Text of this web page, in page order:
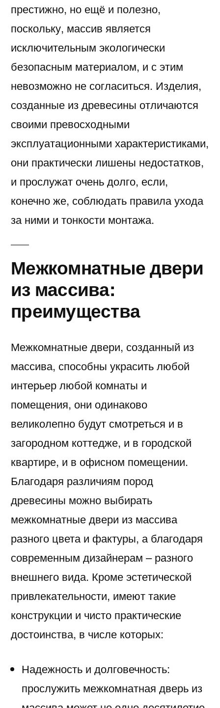
престижно, но ещё и полезно,
поскольку, массив является
исключительным экологически
безопасным материалом, и с этим
невозможно не согласиться. Изделия,
созданные из древесины отличаются
своими превосходными
эксплуатационными характеристиками,
они практически лишены недостатков,
и прослужат очень долго, если,
конечно же, соблюдать правила ухода
за ними и тонкости монтажа.
Межкомнатные двери
из массива:
преимущества
Межкомнатные двери, созданный из
массива, способны украсить любой
интерьер любой комнаты и
помещения, они одинаково
великолепно будут смотреться и в
загородном коттедже, и в городской
квартире, и в офисном помещении.
Благодаря различиям пород
древесины можно выбирать
межкомнатные двери из массива
разного цвета и фактуры, а благодаря
современным дизайнерам – разного
внешнего вида. Кроме эстетической
привлекательности, имеют такие
конструкции и чисто практические
достоинства, в числе которых:
Надежность и долговечность:
прослужить межкомнатная дверь из